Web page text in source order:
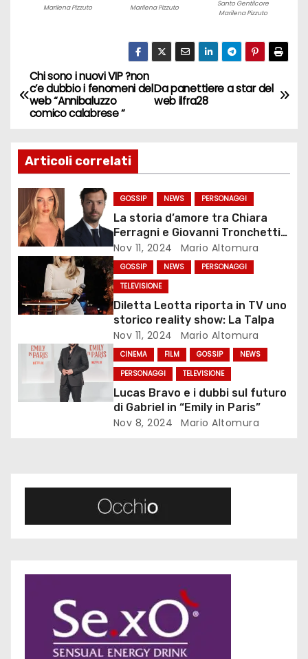
Marilena Pizzuto
Marilena Pizzuto
Santo Gentilcore
Marilena Pizzuto
N
a
i
g
a
z
i
o
n
a
c
Da panettiere a star del
web ilfra28
Chi sono i nuovi VIP ?non
c’e dubbio i fenomeni del
web “Annibaluzzo
comico calabrese “
Articoli correlati
GOSSIP NEWS PERSONAGGI
La storia d’amore tra Chiara
Ferragni e Giovanni Tronchetti
Provera
Nov 11, 2024 Mario Altomura
GOSSIP NEWS
PERSONAGGI
TELEVISIONE
Diletta Leotta riporta in TV uno
storico reality show: La Talpa
Nov 11, 2024 Mario Altomura
CINEMA FILM GOSSIP
NEWS
PERSONAGGI
TELEVISIONE
Lucas Bravo e i dubbi sul futuro
di Gabriel in “Emily in Paris”
Nov 8, 2024 Mario Altomura